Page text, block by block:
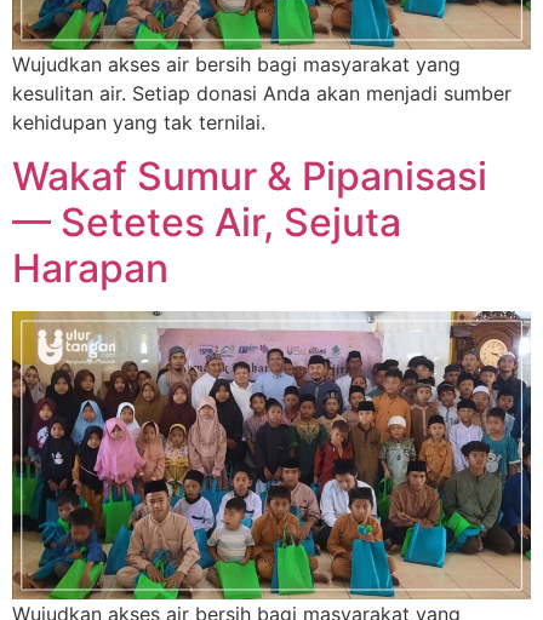
Wujudkan akses air bersih bagi masyarakat yang
kesulitan air. Setiap donasi Anda akan menjadi sumber
kehidupan yang tak ternilai.
Wakaf Sumur & Pipanisasi
— Setetes Air, Sejuta
Harapan
Wujudkan akses air bersih bagi masyarakat yang